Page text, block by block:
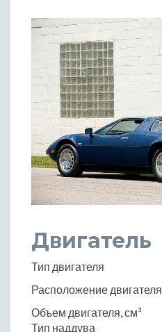
Двигатель
Тип двигателя
Расположение двигателя
Объем двигателя, см³
Тип наддува